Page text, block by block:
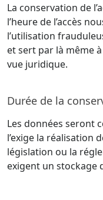
La conservation de
l’heure de l’accès
l’utilisation
et sert par là même
vue juridique.
Durée de la
Les données seront
l’exige la réalisation
législation ou la
exigent un stockage